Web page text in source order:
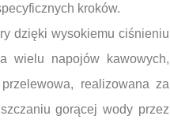
kroków.
dzięki wysokiemu ciśnieniu
wielu napojów kawowych,
realizowana za
gorącej wody przez